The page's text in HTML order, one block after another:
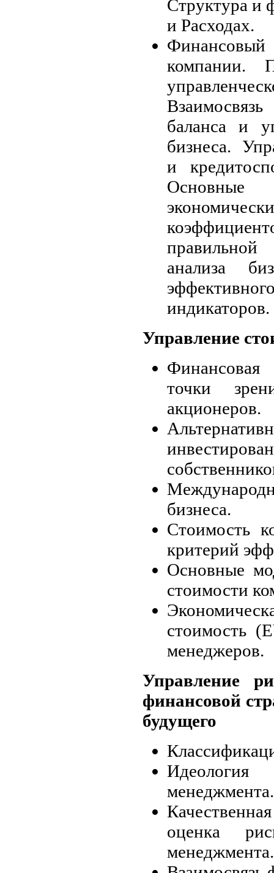
Структура и
и Расходах.
компании.
баланса и
бизнеса.
и
Основные
анализа
индикаторов.
Управление
точки
акционеров.
бизнеса.
Стоимость
критерий
Основные
стоимости
стоимость
менеджеров.
Управление
финансовой
будущего
менеджмента.
оценка
менеджмента.